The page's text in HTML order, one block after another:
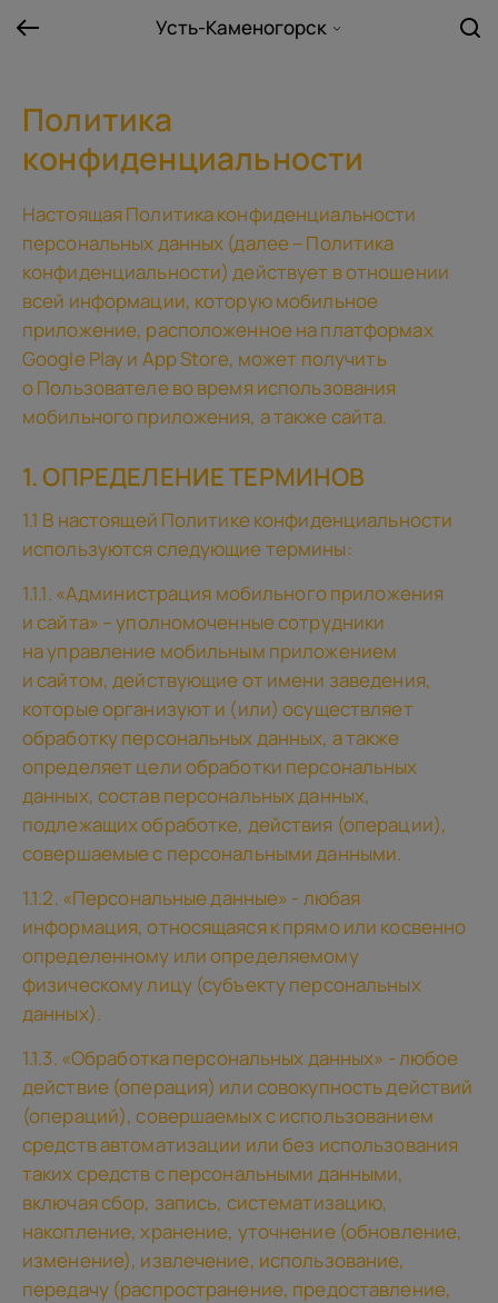
Усть-Каменогорск
Политика
конфиденциальности
Настоящая Политика конфиденциальности
персональных данных (далее – Политика
конфиденциальности) действует в отношении
всей информации, которую мобильное
приложение, расположенное на платформах
Google Play и App Store, может получить
о Пользователе во время использования
мобильного приложения, а также сайта.
1. ОПРЕДЕЛЕНИЕ ТЕРМИНОВ
1.1 В настоящей Политике конфиденциальности
используются следующие термины:
1.1.1. «Администрация мобильного приложения
и сайта» – уполномоченные сотрудники
на управление мобильным приложением
и сайтом, действующие от имени заведения,
которые организуют и (или) осуществляет
обработку персональных данных, а также
определяет цели обработки персональных
данных, состав персональных данных,
подлежащих обработке, действия (операции),
совершаемые с персональными данными.
1.1.2. «Персональные данные» - любая
информация, относящаяся к прямо или косвенно
определенному или определяемому
физическому лицу (субъекту персональных
данных).
1.1.3. «Обработка персональных данных» - любое
действие (операция) или совокупность действий
(операций), совершаемых с использованием
средств автоматизации или без использования
таких средств с персональными данными,
включая сбор, запись, систематизацию,
накопление, хранение, уточнение (обновление,
изменение), извлечение, использование,
передачу (распространение, предоставление,